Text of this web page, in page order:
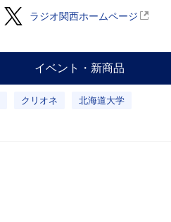
ラジオ関西ホームページ
イベント・新商品
クリオネ 北海道大学